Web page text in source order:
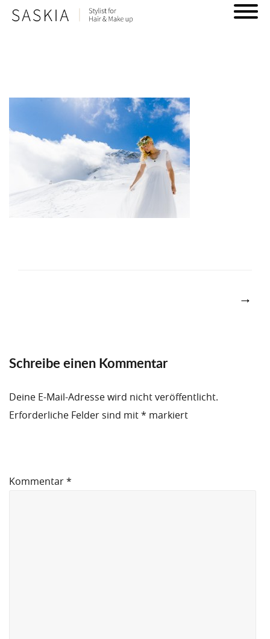
→
Schreibe einen Kommentar
Deine E-Mail-Adresse wird nicht veröffentlicht.
Erforderliche Felder sind mit* markiert
Kommentar*